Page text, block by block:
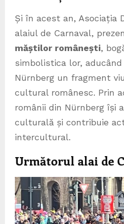
Și în acest an, Asociația
alaiul de Carnaval,
măștilor românești,
simbolistica lor,
Nürnberg un fragment
cultural românesc. Prin
românii din Nürnberg își
culturală și contribuie
intercultural.
Următorul alai de